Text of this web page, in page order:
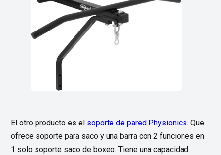
El otro producto es el soporte de pared Physionics. Que
ofrece soporte para saco y una barra con 2 funciones en
1 solo soporte saco de boxeo. Tiene una capacidad